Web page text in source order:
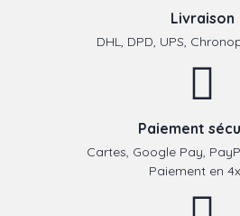
Livraison
DHL, DPD, UPS,
Paiement
Cartes, Google Pay,
Paiement en